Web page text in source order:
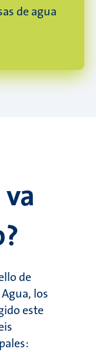
de agua
de
los
este